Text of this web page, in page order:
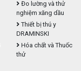
Đo lường và thử
nghiệm xăng dầu
Thiết bị thú y
DRAMINSKI
Hóa chất và Thuốc
thử